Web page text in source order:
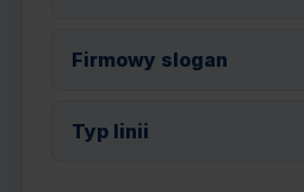
Firmowy slogan
Typ linii